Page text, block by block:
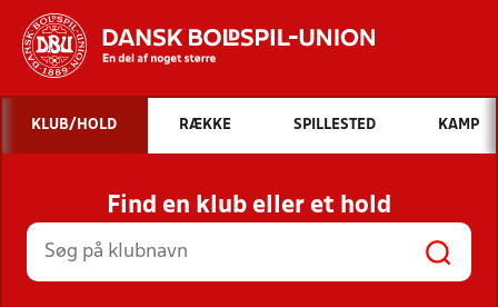
Hvad vil du søge efter?
INDHOLD OG NYHEDER
STILLINGER, RESULTATER, KLUBBER OG
HOLD
KLUB/HOLD RÆKKE SPILLESTED KAMP
Find en klub eller et hold